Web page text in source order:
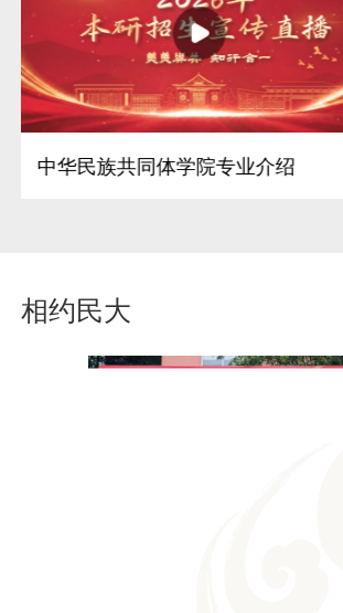
中华民族共同体学院专业介绍
相约民大